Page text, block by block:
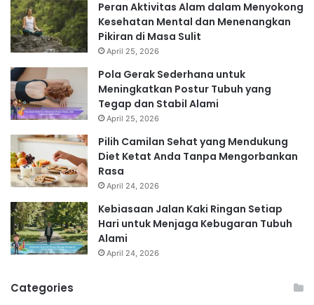
Peran Aktivitas Alam dalam Menyokong
Kesehatan Mental dan Menenangkan
Pikiran di Masa Sulit
April 25, 2026
Pola Gerak Sederhana untuk
Meningkatkan Postur Tubuh yang
Tegap dan Stabil Alami
April 25, 2026
Pilih Camilan Sehat yang Mendukung
Diet Ketat Anda Tanpa Mengorbankan
Rasa
April 24, 2026
Kebiasaan Jalan Kaki Ringan Setiap
Hari untuk Menjaga Kebugaran Tubuh
Alami
April 24, 2026
Categories